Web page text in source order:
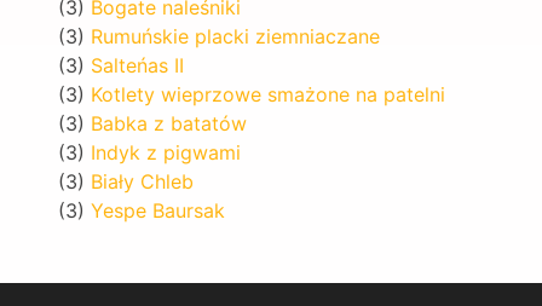
(3) Bogate naleśniki
(3) Rumuńskie placki ziemniaczane
(3) Salteńas II
(3) Kotlety wieprzowe smażone na patelni
(3) Babka z batatów
(3) Indyk z pigwami
(3) Biały Chleb
(3) Yespe Baursak